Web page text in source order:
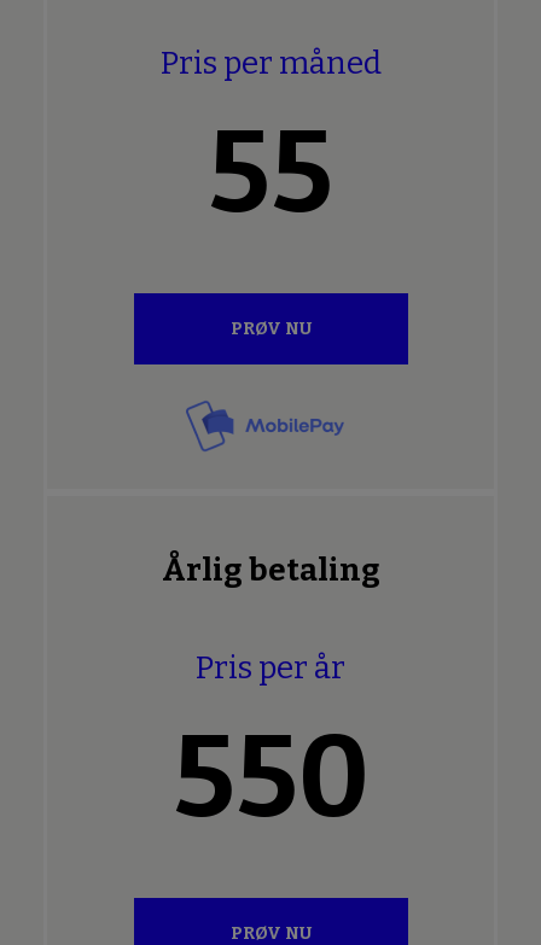
Pris per måned
55
PRØV NU
Årlig betaling
Pris per år
550
PRØV NU